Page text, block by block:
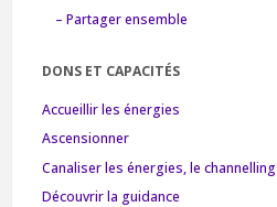
– Partager ensemble
DONS ET CAPACITÉS
Accueillir les énergies
Ascensionner
Canaliser les énergies, le channelling
Découvrir la guidance